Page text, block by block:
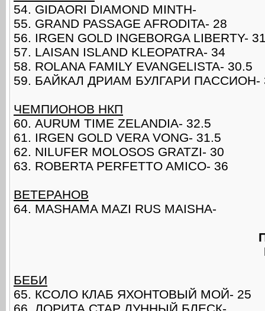
54. GIDAORI DIAMOND MINTH-
55. GRAND PASSAGE AFRODITA- 28
56. IRGEN GOLD INGEBORGA LIBERTY-
57. LAISAN ISLAND KLEOPATRA- 34
58. ROLANA FAMILY EVANGELISTA- 30.5
59. БАЙКАЛ ДРИАМ БУЛГАРИ ПАССИОН-
ЧЕМПИОНОВ НКП
60. AURUM TIME ZELANDIA- 32.5
61. IRGEN GOLD VERA VONG- 31.5
62. NILUFER MOLOSOS GRATZI- 30
63. ROBERTA PERFETTO AMICO- 36
ВЕТЕРАНОВ
64. МASHAMA MAZI RUS MAISHA-
БЕБИ
65. КСОЛО КЛАБ ЯХОНТОВЫЙ МОЙ- 25